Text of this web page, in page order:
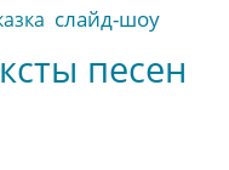
слайд-шоу
песен